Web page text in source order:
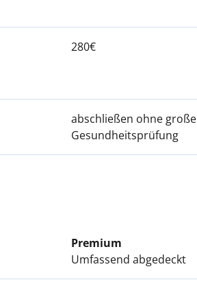
280€
abschließen ohne große
Gesundheitsprüfung
Premium
Umfassend abgedeckt